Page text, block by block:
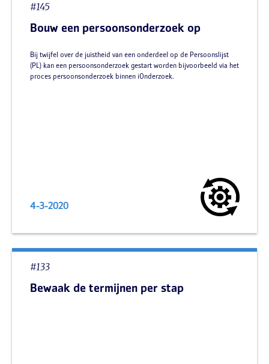
#145
Bouw een persoonsonderzoek op
Bij twijfel over de juistheid van een onderdeel op de Persoonslijst
(PL) kan een persoonsonderzoek gestart worden bijvoorbeeld via het
proces persoonsonderzoek binnen iOnderzoek.
4-3-2020
#133
Bewaak de termijnen per stap